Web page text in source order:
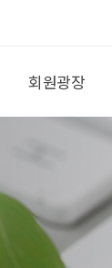
회원광장